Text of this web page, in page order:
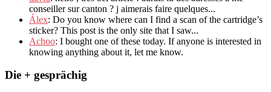
conseiller sur canton ? j aimerais faire quelques...
Álex: Do you know where can I find a scan of the cartridge’s
sticker? This post is the only site that I saw...
Achoo: I bought one of these today. If anyone is interested in
knowing anything about it, let me know.
Die + gesprächig